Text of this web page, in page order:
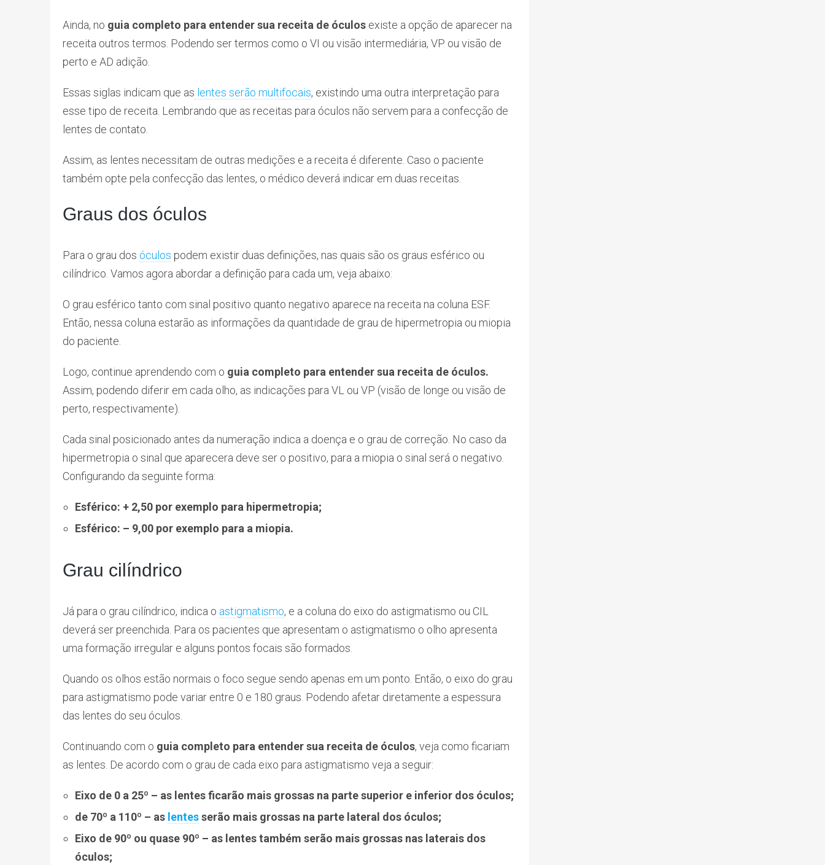
Ainda, no guia completo para entender sua receita de óculos existe a opção de aparecer na
receita outros termos. Podendo ser termos como o VI ou visão intermediária, VP ou visão de
perto e AD adição.
Essas siglas indicam que as lentes serão multifocais, existindo uma outra interpretação para
esse tipo de receita. Lembrando que as receitas para óculos não servem para a confecção de
lentes de contato.
Assim, as lentes necessitam de outras medições e a receita é diferente. Caso o paciente
também opte pela confecção das lentes, o médico deverá indicar em duas receitas.
Graus dos óculos
Para o grau dos óculos podem existir duas definições, nas quais são os graus esférico ou
cilíndrico. Vamos agora abordar a definição para cada um, veja abaixo:
O grau esférico tanto com sinal positivo quanto negativo aparece na receita na coluna ESF.
Então, nessa coluna estarão as informações da quantidade de grau de hipermetropia ou miopia
do paciente.
Logo, continue aprendendo com o guia completo para entender sua receita de óculos.
Assim, podendo diferir em cada olho, as indicações para VL ou VP (visão de longe ou visão de
perto, respectivamente).
Cada sinal posicionado antes da numeração indica a doença e o grau de correção. No caso da
hipermetropia o sinal que aparecera deve ser o positivo, para a miopia o sinal será o negativo.
Configurando da seguinte forma:
Esférico: + 2,50 por exemplo para hipermetropia;
Esférico: – 9,00 por exemplo para a miopia.
Grau cilíndrico
Já para o grau cilíndrico, indica o astigmatismo, e a coluna do eixo do astigmatismo ou CIL
deverá ser preenchida. Para os pacientes que apresentam o astigmatismo o olho apresenta
uma formação irregular e alguns pontos focais são formados.
Quando os olhos estão normais o foco segue sendo apenas em um ponto. Então, o eixo do grau
para astigmatismo pode variar entre 0 e 180 graus. Podendo afetar diretamente a espessura
das lentes do seu óculos.
Continuando com o guia completo para entender sua receita de óculos, veja como ficariam
as lentes. De acordo com o grau de cada eixo para astigmatismo veja a seguir:
Eixo de 0 a 25º – as lentes ficarão mais grossas na parte superior e inferior dos óculos;
de 70º a 110º – as lentesserão mais grossas na parte lateral dos óculos;
Eixo de 90º ou quase 90º – as lentes também serão mais grossas nas laterais dos
óculos;